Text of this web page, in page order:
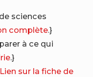
sciences
complète.}
à ce qui
.}
Lien sur la fiche de